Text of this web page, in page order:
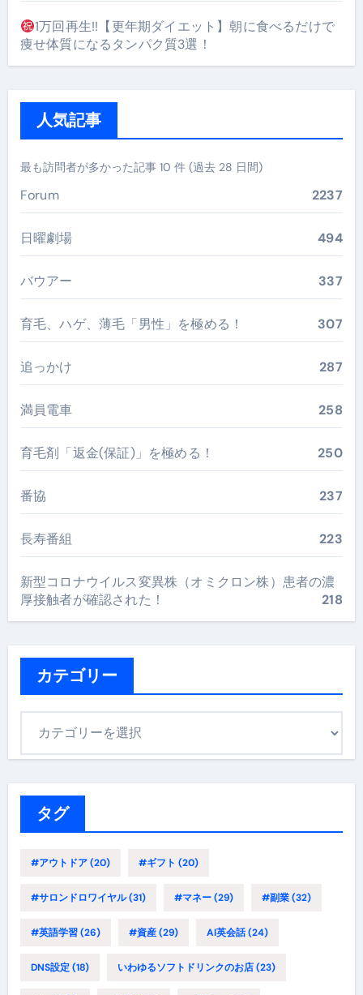
1万回再生!!【更年期ダイエット】朝に食べるだけで
痩せ体質になるタンパク質3選！
人気記事
最も訪問者が多かった記事 10 件 (過去 28 日間)
Forum 2237
日曜劇場 494
バウアー 337
育毛、ハゲ、薄毛「男性」を極める！ 307
追っかけ 287
満員電車 258
育毛剤「返金(保証)」を極める！ 250
番協 237
長寿番組 223
新型コロナウイルス変異株（オミクロン株）患者の濃
厚接触者が確認された！
218
カテゴリー
タグ
#アウトドア(20) #ギフト (20)
#サロンドロワイヤル(31) #マネー(29) #副業(32)
#英語学習(26) #資産(29) AI英会話(24)
DNS設定(18) いわゆるソフトドリンクのお店(23)